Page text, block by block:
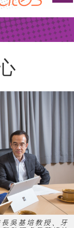
學術探奇
吳基培教授、牙